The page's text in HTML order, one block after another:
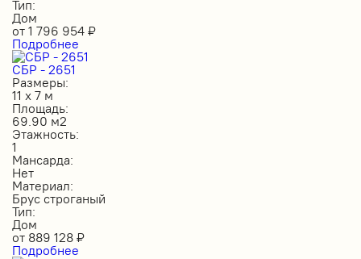
Тип:
Дом
от 1 796 954 ₽
Подробнее
СБР - 2651
Размеры:
11 х 7 м
Площадь:
69.90 м2
Этажность:
1
Мансарда:
Нет
Материал:
Брус строганый
Тип:
Дом
от 889 128 ₽
Подробнее